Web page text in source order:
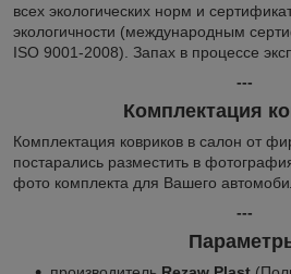
всех экологических норм и
экологичности (международным
ISO 9001-2008). Запах в процессе
---
Комплектация
Комплектация ковриков в салон от
постарались разместить в
фото комплекта для Вашего
---